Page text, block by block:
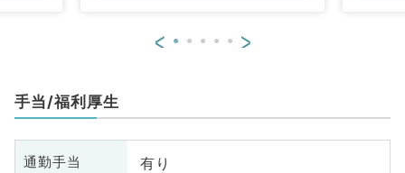
< >
手当/福利厚生
通勤手当 有り